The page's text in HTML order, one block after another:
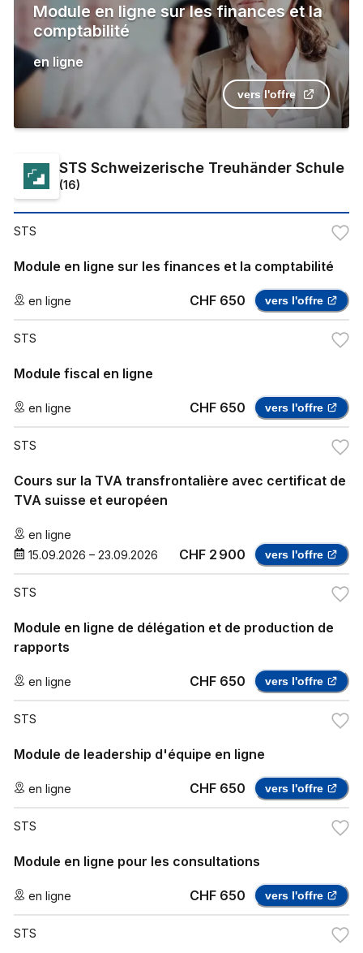
Module en ligne sur les finances et la
comptabilité
en ligne
vers l'offre
STS Schweizerische Treuhänder Schule
(16)
STS
Module en ligne sur les finances et la comptabilité
en ligne CHF 650 vers l'offre
STS
Module fiscal en ligne
en ligne CHF 650 vers l'offre
STS
Cours sur la TVA transfrontalière avec certificat de
TVA suisse et européen
en ligne
15.09.2026 – 23.09.2026 CHF 2 900 vers l'offre
STS
Module en ligne de délégation et de production de
rapports
en ligne CHF 650 vers l'offre
STS
Module de leadership d'équipe en ligne
en ligne CHF 650 vers l'offre
STS
Module en ligne pour les consultations
en ligne CHF 650 vers l'offre
STS